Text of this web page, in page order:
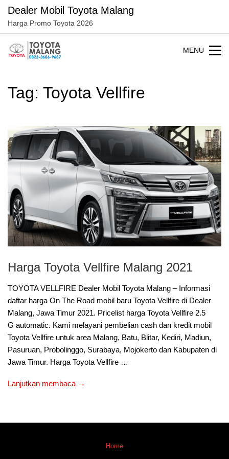
Langsung
konten
Dealer Mobil Toyota Malang
Harga Promo Toyota 2026
MENU
Tag: Toyota Vellfire
Harga Toyota Vellfire Malang 2021
TOYOTA VELLFIRE Dealer Mobil Toyota Malang – Informasi
daftar harga On The Road mobil baru Toyota Vellfire di Dealer
Malang, Jawa Timur 2021. Pricelist harga Toyota Vellfire 2.5
G automatic. Kami melayani pembelian cash dan kredit mobil
Toyota Vellfire untuk area Malang, Batu, Blitar, Kediri, Madiun,
Pasuruan, Probolinggo, Surabaya, Mojokerto dan Kabupaten di
Jawa Timur. Harga Toyota Vellfire …
Lanjutkan membaca →
Home